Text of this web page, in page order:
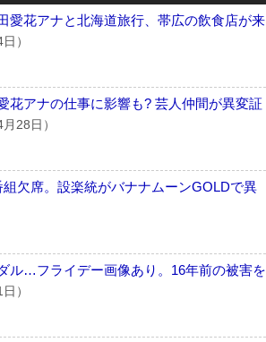
愛花アナと北海道旅行、帯広の飲食店が来
）
花アナの仕事に影響も? 芸人仲間が異変証
28日）
欠席。設楽統がバナナムーンGOLDで異
ル…フライデー画像あり。16年前の被害を
）